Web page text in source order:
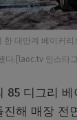
대만계 베이커리
다.[laoc.tv 인스타그
85 디그리 베
해 매장 전